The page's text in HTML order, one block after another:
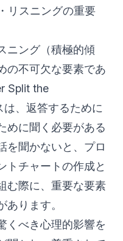
リスニングの重要
ニング（積極的傾
の不可欠な要素であ
Split the
、返答するために
めに聞く必要がある
を聞かないと、プロ
トチャートの作成と
む際に、重要な要素
ります。
くべき心理的影響を